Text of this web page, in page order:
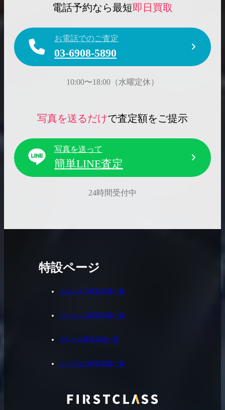
電話予約なら最短即日買取
お電話でのご査定
03-6908-5890
10:00〜18:00（水曜定休）
写真を送るだけで査定額をご提示
写真を送って
簡単LINE査定
24時間受付中
特設ページ
エルメスの買取実績一覧
バーキンの買取実績一覧
ケリーの買取実績一覧
シャネルの買取実績一覧